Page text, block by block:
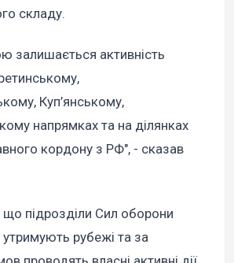
складу.
залишається активність
Куп’янському,
напрямках та на ділянках
кордону з РФ", - сказав
що підрозділи Сил оборони
утримують рубежі та за